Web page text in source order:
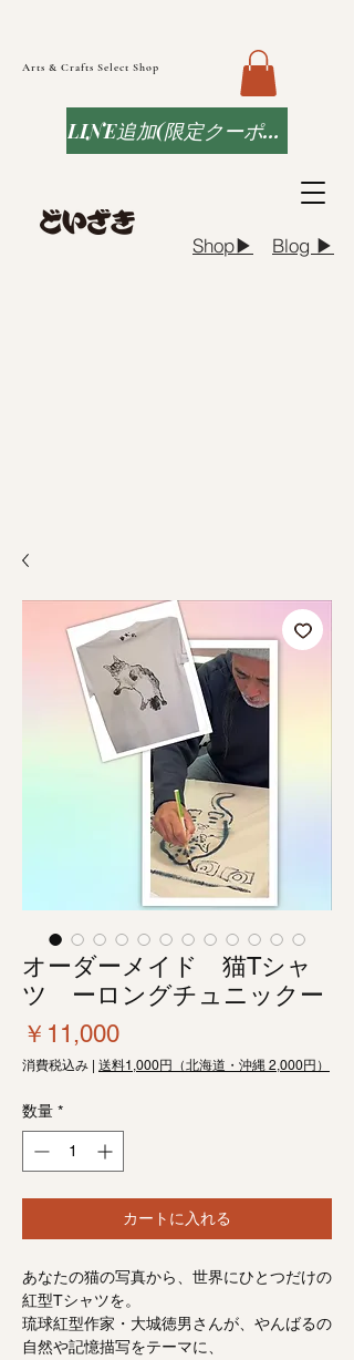
Arts & Crafts Select Shop
Blog ▶︎
Shop▶︎
LINE追加(限定クーポンなど)
オーダーメイド 猫Tシャ
ツ ーロングチュニックー
￥11,000価
格
消費税込み 送料1,000円（北海道・沖縄 2,000円）
数量 *
カートに入れる
あなたの猫の写真から、世界にひとつだけの
紅型Tシャツを。
琉球紅型作家・大城徳男さんが、やんばるの
自然や記憶描写をテーマに、